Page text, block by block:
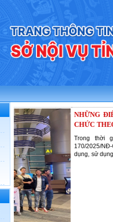
NHỮNG ĐIỂM MỚI
CHỨC THEO NGHỊ ĐỊNH
Trong thời gian qua, việc
170/2025/NĐ-CP ngày 30/6/
dụng, sử dụng và quản lý công
góp phần đổi mới phương thức
việc làm làm trung tâm. Tuy nhiên,